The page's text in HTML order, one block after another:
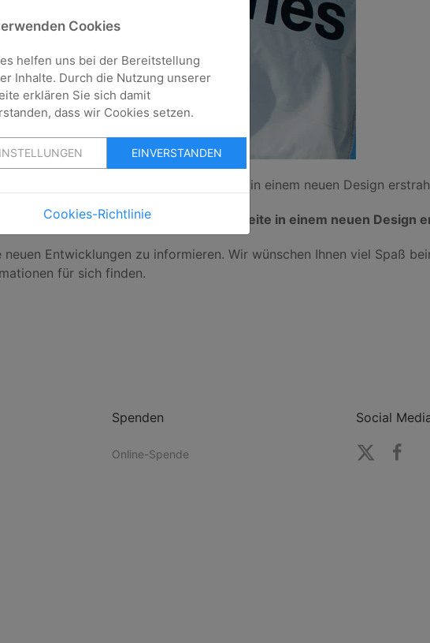
ist es uns gelungen, unsere Seite in einem neuen Design
ist es uns gelungen, unsere Seite in einem neuen Design
Entwicklungen zu informieren. Wir wünschen Ihnen viel Spaß
für sich finden.
Spenden
Online-Spende
Social
Cookies
helfen uns bei der Bereitstellung
Inhalte. Durch die Nutzung unserer
erklären Sie sich damit
dass wir Cookies setzen.
EINVERSTANDEN
Cookies-Richtlinie